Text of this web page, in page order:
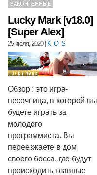
ЗАКОНЧЕННЫЕ
Lucky Mark [v18.0]
[Super Alex]
25 июля, 2020| K_O_S
Обзор : это игра-
песочница, в которой вы
будете играть за
молодого
программиста. Вы
переезжаете в дом
своего босса, где будут
происходить главные